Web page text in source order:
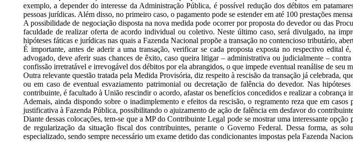
exemplo, a depender do interesse da Administração Pública, é possível redução dos débitos em
pessoas jurídicas. Além disso, no primeiro caso, o pagamento pode se estender em até 100 prestações
A possibilidade de negociação disposta na nova medida pode ocorrer por proposta do devedor ou das
faculdade de realizar oferta de acordo individual ou coletivo. Neste último caso, será divulgado, na
hipóteses fáticas e jurídicas nas quais a Fazenda Nacional propõe a transação no contencioso tributário,
É importante, antes de aderir a uma transação, verificar se cada proposta exposta no respectivo
advogado, deve aferir suas chances de êxito, caso queira litigar – administrativa ou judicialmente –
confissão irretratável e irrevogável dos débitos por ela abrangidos, o que impede eventual reanálise de seu
Outra relevante questão tratada pela Medida Provisória, diz respeito à rescisão da transação já celebrada,
ou em caso de eventual esvaziamento patrimonial ou decretação de falência do devedor. Nas
contribuinte, é facultado à União rescindir o acordo, afastar os benefícios concedidos e realizar a cobrança
Ademais, ainda dispondo sobre o inadimplemento e efeitos da rescisão, o regramento reza que em
justificativa à Fazenda Pública, possibilitando o ajuizamento de ação de falência em desfavor do
Diante dessas colocações, tem-se que a MP do Contribuinte Legal pode se mostrar uma interessante
de regularização da situação fiscal dos contribuintes, perante o Governo Federal. Dessa forma, as
especializado, sendo sempre necessário um exame detido das condicionantes impostas pela Fazenda